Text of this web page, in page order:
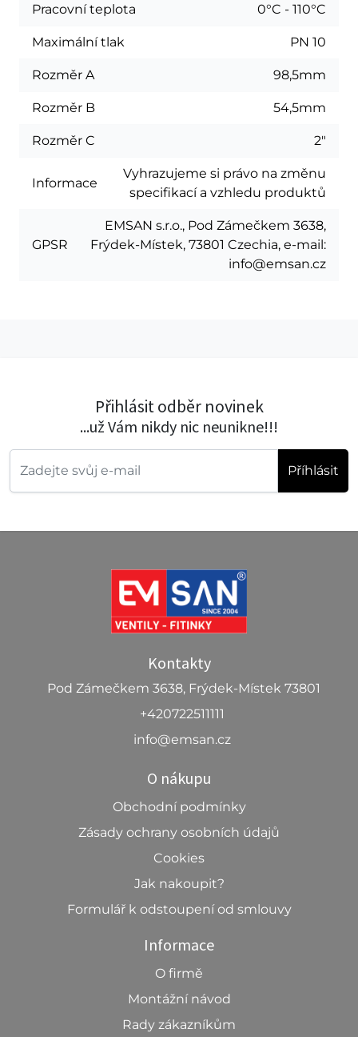
Pracovní teplota 0°C - 110°C
Maximální tlak PN 10
Rozměr A 98,5mm
Rozměr B 54,5mm
Rozměr C 2"
Informace
Vyhrazujeme si právo na změnu
specifikací a vzhledu produktů
GPSR
EMSAN s.r.o., Pod Zámečkem 3638,
Frýdek-Místek, 73801 Czechia, e-mail:
info@emsan.cz
Přihlásit odběr novinek
...už Vám nikdy nic neunikne!!!
Příhlásit
Kontakty
Pod Zámečkem 3638, Frýdek-Místek 73801
+420722511111
info@emsan.cz
O nákupu
Obchodní podmínky
Zásady ochrany osobních údajů
Cookies
Jak nakoupit?
Formulář k odstoupení od smlouvy
Informace
O firmě
Montážní návod
Rady zákazníkům